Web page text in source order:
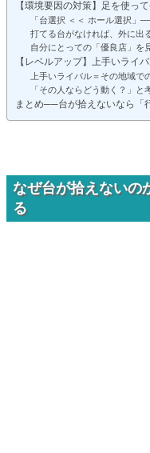
【環境要因の対策】足を使っ
「台選択 ＜＜ ホール選択」
打てる台がなければ、外に出
自分にとっての「優良店」を
【レベルアップ】上手いライ
上手いライバル＝その地域で
「その人ならどう動く？」
まとめ──台が拾えないなら「
なぜ台が拾えないの
る